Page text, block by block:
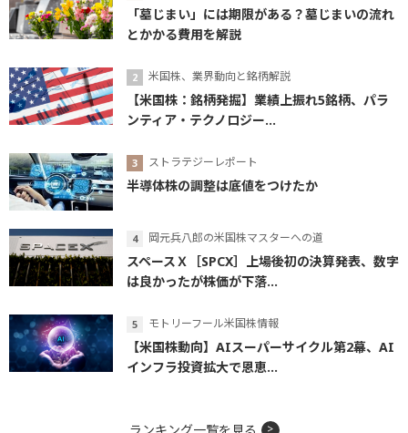
「墓じまい」には期限がある？墓じまいの流れ
とかかる費用を解説
米国株、業界動向と銘柄解説
【米国株：銘柄発掘】業績上振れ5銘柄、パラ
ンティア・テクノロジー...
ストラテジーレポート
半導体株の調整は底値をつけたか
岡元兵八郎の米国株マスターへの道
スペースＸ［SPCX］上場後初の決算発表、数字
は良かったが株価が下落...
モトリーフール米国株情報
【米国株動向】AIスーパーサイクル第2幕、AI
インフラ投資拡大で恩恵...
ランキング一覧を見る